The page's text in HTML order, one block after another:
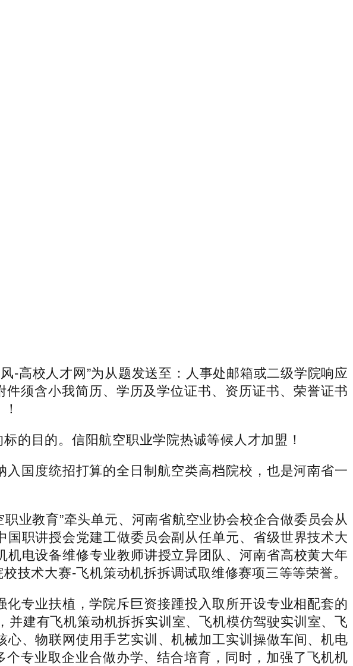
校人才网”为从题发送至：人事处邮箱或二级学院响应
须含小我简历、学历及学位证书、资历证书、荣誉证书
目的。信阳航空职业学院热诚等候人才加盟！
国度统招打算的全日制航空类高档院校，也是河南省一
业教育”牵头单元、河南省航空业协会校企合做委员会从
职讲授会党建工做委员会副从任单元、省级世界技术大
电设备维修专业教师讲授立异团队、河南省高校黄大年
技术大赛-飞机策动机拆拆调试取维修赛项三等等荣誉。
专业扶植，学院斥巨资接踵投入取所开设专业相配套的
建有飞机策动机拆拆实训室、飞机模仿驾驶实训室、飞
、物联网使用手艺实训、机械加工实训操做车间、机电
专业取企业合做办学、结合培育，同时，加强了飞机机